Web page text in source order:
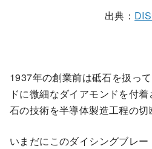
出典：
1937年の創業前は砥石を扱っ
ドに微細なダイアモンドを付
石の技術を半導体製造工程の切
いまだにこのダイシングブレ